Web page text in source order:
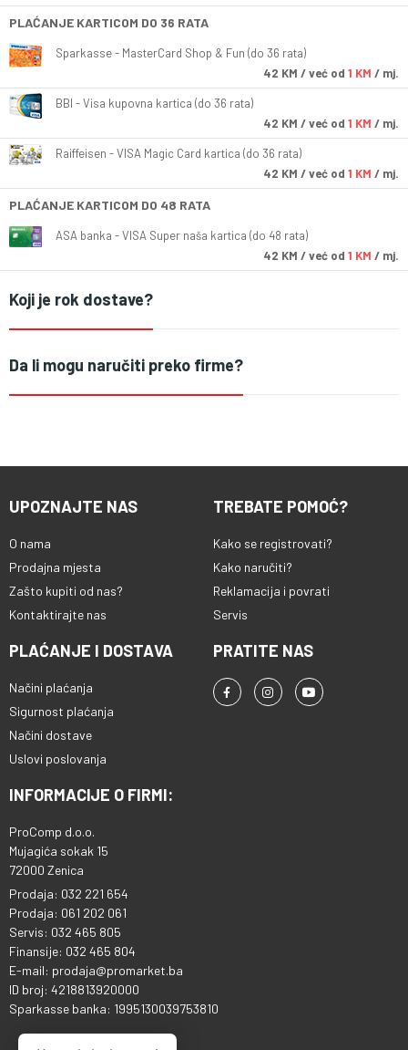
PLAĆANJE KARTICOM DO 36 RATA
Sparkasse - MasterCard Shop & Fun (do 36 rata)
42 KM / već od 1 KM / mj.
BBI - Visa kupovna kartica (do 36 rata)
42 KM / već od 1 KM / mj.
Raiffeisen - VISA Magic Card kartica (do 36 rata)
42 KM / već od 1 KM / mj.
PLAĆANJE KARTICOM DO 48 RATA
ASA banka - VISA Super naša kartica (do 48 rata)
42 KM / već od 1 KM / mj.
Koji je rok dostave?
Da li mogu naručiti preko firme?
UPOZNAJTE NAS
O nama
Prodajna mjesta
Zašto kupiti od nas?
Kontaktirajte nas
TREBATE POMOĆ?
Kako se registrovati?
Kako naručiti?
Reklamacija i povrati
Servis
PLAĆANJE I DOSTAVA
Načini plaćanja
Sigurnost plaćanja
Načini dostave
Uslovi poslovanja
PRATITE NAS
INFORMACIJE O FIRMI:
ProComp d.o.o.
Mujagića sokak 15
72000 Zenica
Prodaja: 032 221 654
Prodaja: 061 202 061
Servis: 032 465 805
Finansije: 032 465 804
E-mail: prodaja@promarket.ba
ID broj: 4218813920000
Sparkasse banka: 1995130039753810